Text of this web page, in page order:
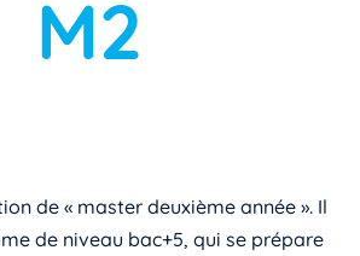
M2
de « master deuxième année ». Il
de niveau bac+5, qui se prépare